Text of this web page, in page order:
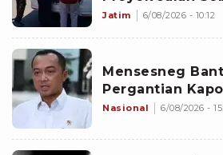
Milliar
Jatim 6/08/2026 - 10:12
Mensesneg
Pergantian
Nasional 6/08/2026 -